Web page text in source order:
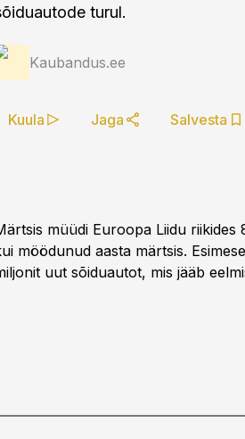
turul.
Kaubandus.ee
Kuula Jaga Salvesta
müüdi Euroopa Liidu
möödunud aasta märtsis.
uut sõiduautot, mis jääb